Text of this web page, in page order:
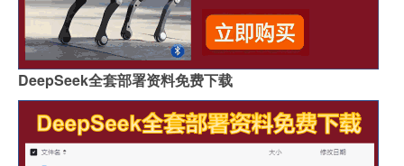
DeepSeek全套部署资料免费下载